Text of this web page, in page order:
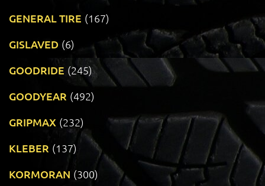
GENERAL TIRE (167)
GISLAVED (6)
GOODRIDE (245)
GOODYEAR (492)
GRIPMAX (232)
KLEBER (137)
KORMORAN (300)